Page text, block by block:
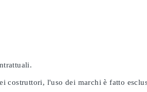
costruttori, l'uso dei marchi è fatto